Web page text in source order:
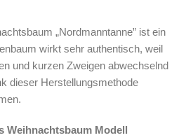
„Nordmanntanne” ist ein
wirkt sehr authentisch, weil
und kurzen Zweigen abwechselnd
dieser Herstellungsmethode
Weihnachtsbaum Modell